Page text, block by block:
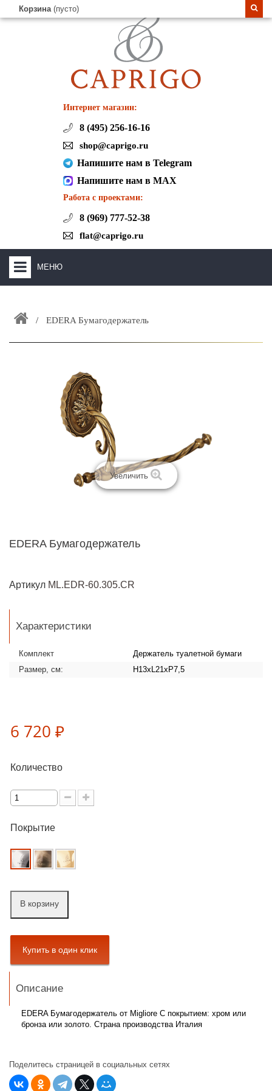
Корзина (пусто)
Интернет магазин:
8 (495) 256-16-16
shop@caprigo.ru
Напишите нам в Telegram
Напишите нам в MAX
Работа с проектами:
8 (969) 777-52-38
flat@caprigo.ru
МЕНЮ
ЗАКАЗАТЬ РАСЧЕТ КУХНИ CAPRIGO
+
ИНТЕРЬЕРНАЯ МЕБЕЛЬ
ДОСТАВКА И ВОЗВРАТ
EDERA Бумагодержатель
Увеличить
EDERA Бумагодержатель
Артикул ML.EDR-60.305.CR
Характеристики
Комплект
Держатель туалетной бумаги
Размер, см:
H13xL21xP7,5
6 720 ₽
Количество
Покрытие
В корзину
Описание
EDERA Бумагодержатель от Migliore С покрытием: хром или
бронза или золото. Страна производства Италия
Поделитесь страницей в социальных сетях